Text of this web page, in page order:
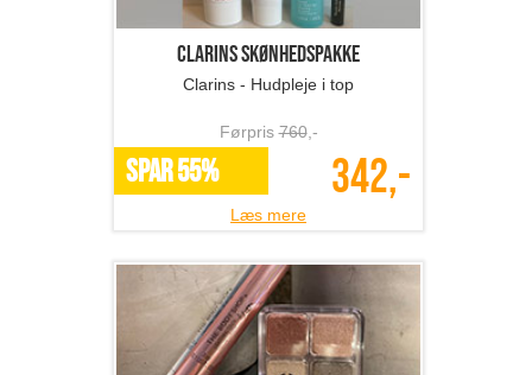
Clarins Skønhedspakke
Clarins - Hudpleje i top
Førpris760,-
SPAR 55% 342,-
Læs mere